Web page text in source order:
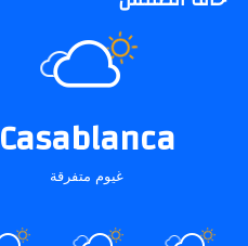
Casablanca
غيوم متفرقة